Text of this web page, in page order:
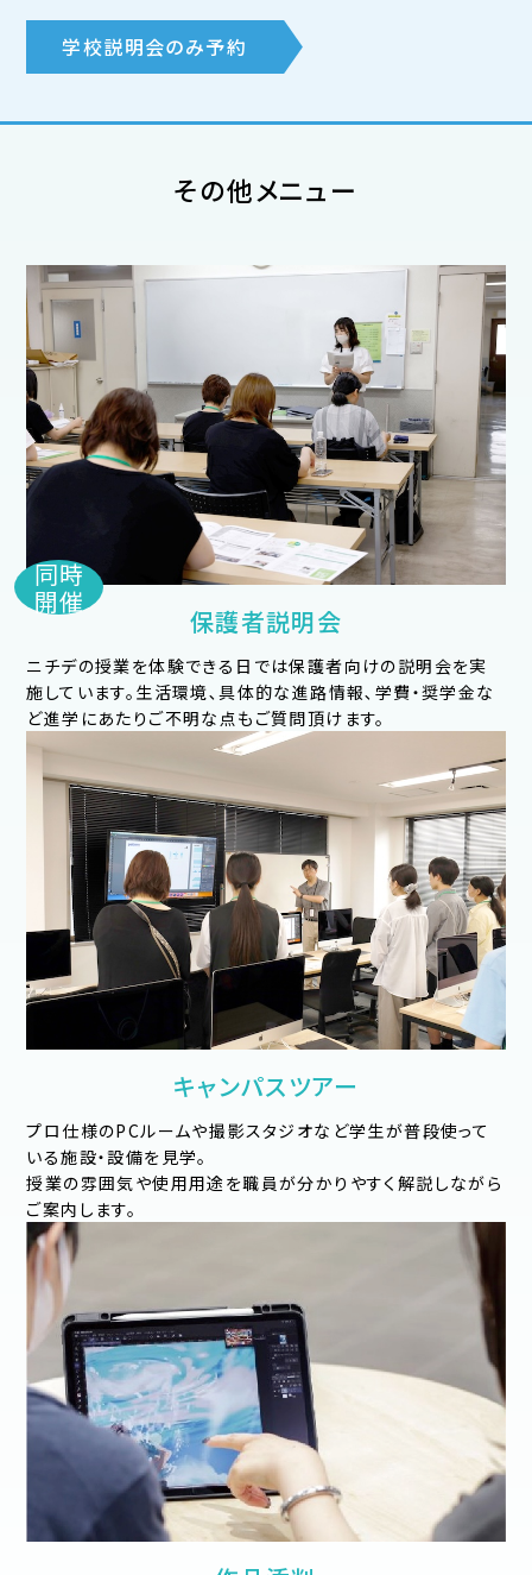
学校説明会のみ予約
その他メニュー
同時
開催
保護者説明会
ニチデの授業を体験できる⽇では保護者向けの説明会を実
施しています。⽣活環境､具体的な進路情報､学費・奨学⾦な
ど進学にあたりご不明な点もご質問頂けます。
キャンパスツアー
プロ仕様のPCルームや撮影スタジオなど学⽣が普段使って
いる施設・設備を⾒学。
授業の雰囲気や使⽤⽤途を職員が分かりやすく解説しながら
ご案内します。